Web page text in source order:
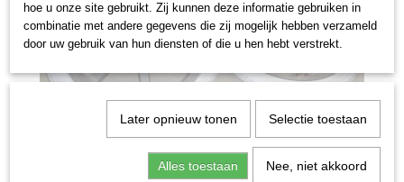
hoe u onze site gebruikt. Zij kunnen deze informatie gebruiken in
combinatie met andere gegevens die zij mogelijk hebben verzameld
door uw gebruik van hun diensten of die u hen hebt verstrekt.
Later opnieuw tonen Selectie toestaan
Alles toestaan Nee, niet akkoord